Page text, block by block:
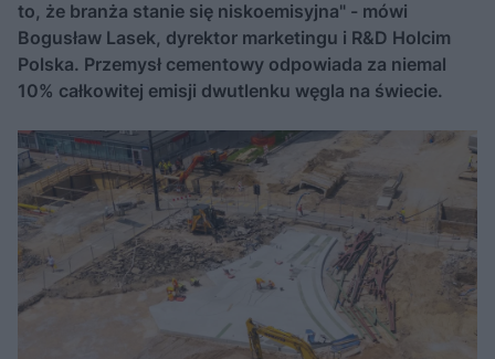
to, że branża stanie się niskoemisyjna" - mówi
Bogusław Lasek, dyrektor marketingu i R&D Holcim
Polska. Przemysł cementowy odpowiada za niemal
10% całkowitej emisji dwutlenku węgla na świecie.